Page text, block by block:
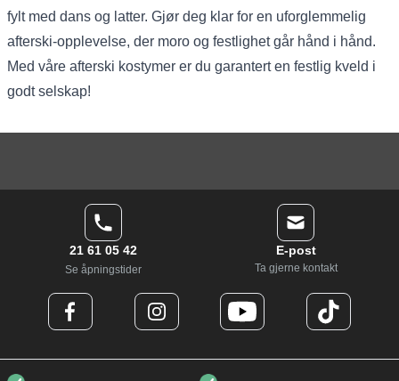
fylt med dans og latter. Gjør deg klar for en uforglemmelig
afterski-opplevelse, der moro og festlighet går hånd i hånd.
Med våre afterski kostymer er du garantert en festlig kveld i
godt selskap!
21 61 05 42
Se åpningstider
E-post
Ta gjerne kontakt